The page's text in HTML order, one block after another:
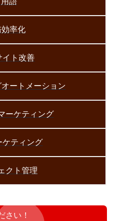
率化
イト改善
ートメーション
ーケティング
ケティング
クト管理
さい！